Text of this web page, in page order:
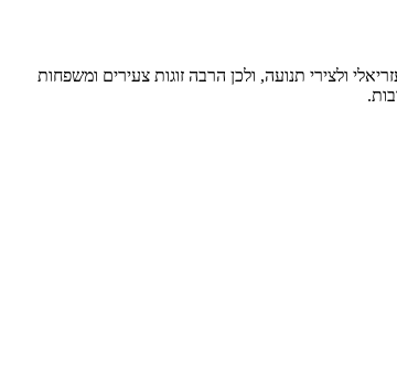
ולצירי תנועה, ולכן הרבה זוגות צעירים ומשפחות